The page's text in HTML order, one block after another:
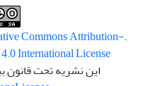
.This work is licensed under a
Commons Attribution-
International License
این نشریه تحت قانون